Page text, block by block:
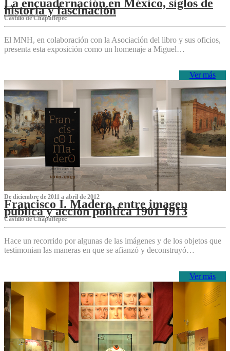
La encuadernación en México, siglos de
historia y fascinación
Castillo de Chapultepec
El MNH, en colaboración con la Asociación del libro y sus oficios,
presenta esta exposición como un homenaje a Miguel…
Ver más
De diciembre de 2011 a abril de 2012
Francisco I. Madero, entre imagen
pública y acción política 1901 1913
Castillo de Chapultepec
Hace un recorrido por algunas de las imágenes y de los objetos que
testimonian las maneras en que se afianzó y deconstruyó…
Ver más